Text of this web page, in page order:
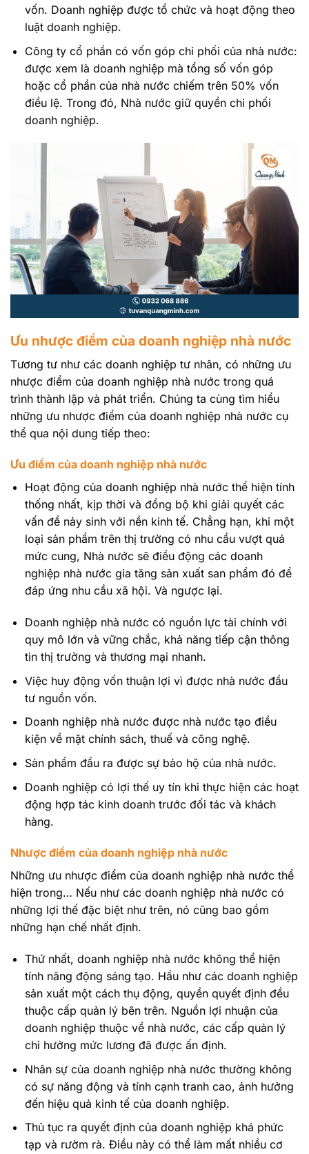
vốn. Doanh nghiệp được tổ chức và hoạt động theo
luật doanh nghiệp.
Công ty cổ phần có vốn góp chi phối của nhà nước:
được xem là doanh nghiệp mà tổng số vốn góp
hoặc cổ phần của nhà nước chiếm trên 50% vốn
điều lệ. Trong đó, Nhà nước giữ quyền chi phối
doanh nghiệp.
Ưu nhược điểm của doanh nghiệp nhà nước
Tương tư như các doanh nghiệp tư nhân, có những ưu
nhược điểm của doanh nghiệp nhà nước trong quá
trình thành lập và phát triển. Chúng ta cùng tìm hiểu
những ưu nhược điểm của doanh nghiệp nhà nước cụ
thể qua nội dung tiếp theo:
Ưu điểm của doanh nghiệp nhà nước
Hoạt động của doanh nghiệp nhà nước thể hiện tính
thống nhất, kịp thời và đồng bộ khi giải quyết các
vấn đề nảy sinh với nền kinh tế. Chẳng hạn, khi một
loại sản phẩm trên thị trường có nhu cầu vượt quá
mức cung, Nhà nước sẽ điều động các doanh
nghiệp nhà nước gia tăng sản xuất san phẩm đó để
đáp ứng nhu cầu xã hội. Và ngược lại.
Doanh nghiệp nhà nước có nguồn lực tài chính với
quy mô lớn và vững chắc, khả năng tiếp cận thông
tin thị trường và thương mại nhanh.
Việc huy động vốn thuận lợi vì được nhà nước đầu
tư nguồn vốn.
Doanh nghiệp nhà nước được nhà nước tạo điều
kiện về mặt chính sách, thuế và công nghệ.
Sản phẩm đầu ra được sự bảo hộ của nhà nước.
Doanh nghiệp có lợi thế uy tín khi thực hiện các hoạt
động hợp tác kinh doanh trước đối tác và khách
hàng.
Nhược điểm của doanh nghiệp nhà nước
Những ưu nhược điểm của doanh nghiệp nhà nước thể
hiện trong… Nếu như các doanh nghiệp nhà nước có
những lợi thế đặc biệt như trên, nó cũng bao gồm
những hạn chế nhất định.
Thứ nhất, doanh nghiệp nhà nước không thể hiện
tính năng động sáng tạo. Hầu như các doanh nghiệp
sản xuất một cách thụ động, quyền quyết định đều
thuộc cấp quản lý bên trên. Nguồn lợi nhuận của
doanh nghiệp thuộc về nhà nước, các cấp quản lý
chỉ hưởng mức lương đã được ấn định.
Nhân sự của doanh nghiệp nhà nước thường không
có sự năng động và tính cạnh tranh cao, ảnh hưởng
đến hiệu quả kinh tế của doanh nghiệp.
Thủ tục ra quyết định của doanh nghiệp khá phức
tạp và rườm rà. Điều này có thể làm mất nhiều cơ